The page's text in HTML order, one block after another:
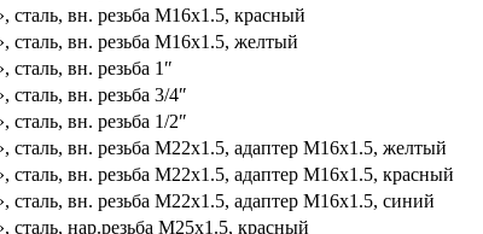
вн. резьба M16х1.5, красный
вн. резьба M16х1.5, желтый
вн. резьба 1″
вн. резьба 3/4″
вн. резьба 1/2″
вн. резьба M22х1.5, адаптер M16х1.5, желтый
вн. резьба M22х1.5, адаптер M16х1.5, красный
вн. резьба M22х1.5, адаптер M16х1.5, синий
нар.резьба M25х1.5, красный